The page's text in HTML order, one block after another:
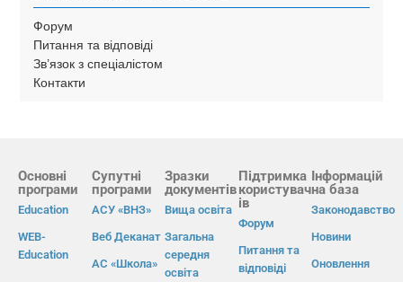
Форум
Питання та відповіді
Зв’язок з спеціалістом
Контакти
Основні
програми
Education
WEB-
Education
Супутні
програми
АСУ «ВНЗ»
Веб Деканат
АС «Школа»
Зразки
документів
Вища освіта
Загальна
середня
освіта
Підтримка
користувач
ів
Форум
Питання та
відповіді
Інформацій
на база
Законодавство
Новини
Оновлення